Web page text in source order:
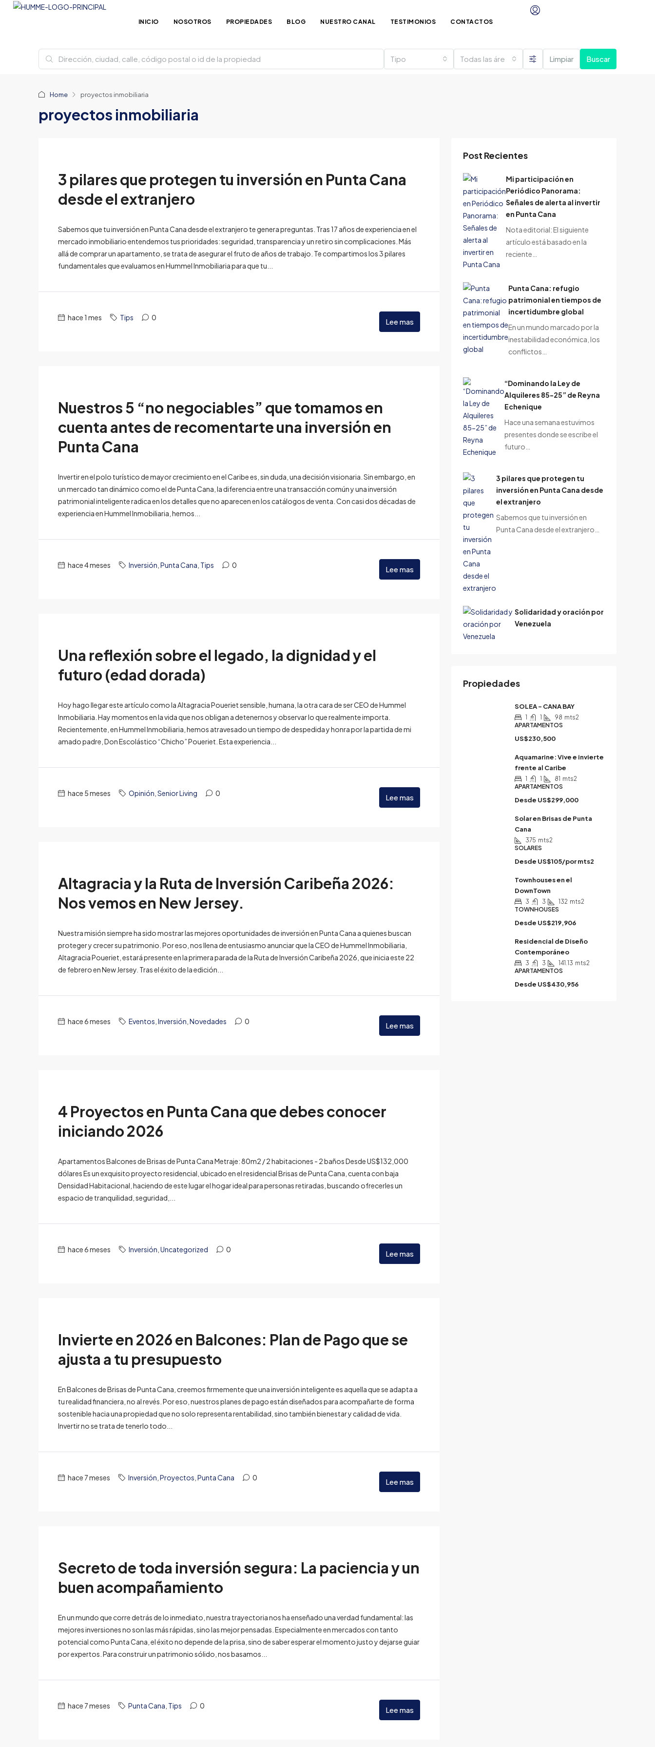
INICIO NOSOTROS PROPIEDADES BLOG NUESTRO CANAL TESTIMONIOS CONTACTOS
Tipo Todas las áreas Limpiar Buscar
Home proyectos inmobiliaria
proyectos inmobiliaria
3 pilares que protegen tu inversión en Punta Cana
desde el extranjero
Sabemos que tu inversión en Punta Cana desde el extranjero te genera preguntas. Tras 17 años de experiencia en el
mercado inmobiliario entendemos tus prioridades: seguridad, transparencia y un retiro sin complicaciones. Más
allá de comprar un apartamento, se trata de asegurar el fruto de años de trabajo. Te compartimos los 3 pilares
fundamentales que evaluamos en Hummel Inmobiliaria para que tu...
hace 1 mes Tips 0 Lee mas
Nuestros 5 “no negociables” que tomamos en
cuenta antes de recomentarte una inversión en
Punta Cana
Invertir en el polo turístico de mayor crecimiento en el Caribe es, sin duda, una decisión visionaria. Sin embargo, en
un mercado tan dinámico como el de Punta Cana, la diferencia entre una transacción común y una inversión
patrimonial inteligente radica en los detalles que no aparecen en los catálogos de venta. Con casi dos décadas de
experiencia en Hummel Inmobiliaria, hemos...
hace 4 meses Inversión Punta Cana Tips 0 Lee mas
Una reflexión sobre el legado, la dignidad y el
futuro (edad dorada)
Hoy hago llegar este artículo como la Altagracia Poueriet sensible, humana, la otra cara de ser CEO de Hummel
Inmobiliaria. Hay momentos en la vida que nos obligan a detenernos y observar lo que realmente importa.
Recientemente, en Hummel Inmobiliaria, hemos atravesado un tiempo de despedida y honra por la partida de mi
amado padre, Don Escolástico “Chicho” Poueriet. Esta experiencia...
hace 5 meses Opinión Senior Living 0 Lee mas
Altagracia y la Ruta de Inversión Caribeña 2026:
Nos vemos en New Jersey.
Nuestra misión siempre ha sido mostrar las mejores oportunidades de inversión en Punta Cana a quienes buscan
proteger y crecer su patrimonio. Por eso, nos llena de entusiasmo anunciar que la CEO de Hummel Inmobiliaria,
Altagracia Poueriet, estará presente en la primera parada de la Ruta de Inversión Caribeña 2026, que inicia este 22
de febrero en New Jersey. Tras el éxito de la edición...
hace 6 meses Eventos Inversión Novedades 0 Lee mas
4 Proyectos en Punta Cana que debes conocer
iniciando 2026
Apartamentos Balcones de Brisas de Punta Cana Metraje: 80m2 / 2 habitaciones - 2 baños Desde US$132,000
dólares Es un exquisito proyecto residencial, ubicado en el residencial Brisas de Punta Cana, cuenta con baja
Densidad Habitacional, haciendo de este lugar el hogar ideal para personas retiradas, buscando ofrecerles un
espacio de tranquilidad, seguridad,...
hace 6 meses Inversión Uncategorized 0 Lee mas
Invierte en 2026 en Balcones: Plan de Pago que se
ajusta a tu presupuesto
En Balcones de Brisas de Punta Cana, creemos firmemente que una inversión inteligente es aquella que se adapta a
tu realidad financiera, no al revés. Por eso, nuestros planes de pago están diseñados para acompañarte de forma
sostenible hacia una propiedad que no solo representa rentabilidad, sino también bienestar y calidad de vida.
Invertir no se trata de tenerlo todo...
hace 7 meses Inversión Proyectos Punta Cana 0 Lee mas
Secreto de toda inversión segura: La paciencia y un
buen acompañamiento
En un mundo que corre detrás de lo inmediato, nuestra trayectoria nos ha enseñado una verdad fundamental: las
mejores inversiones no son las más rápidas, sino las mejor pensadas. Especialmente en mercados con tanto
potencial como Punta Cana, el éxito no depende de la prisa, sino de saber esperar el momento justo y dejarse guiar
por expertos. Para construir un patrimonio sólido, nos basamos...
hace 7 meses Punta Cana Tips 0 Lee mas
Post Recientes
Mi participación en
Periódico Panorama:
Señales de alerta al invertir
en Punta Cana
Nota editorial: El siguiente
artículo está basado en la
reciente…
Punta Cana: refugio
patrimonial en tiempos de
incertidumbre global
En un mundo marcado por la
inestabilidad económica, los
conflictos…
“Dominando la Ley de
Alquileres 85-25” de Reyna
Echenique
Hace una semana estuvimos
presentes donde se escribe el
futuro…
3 pilares que protegen tu
inversión en Punta Cana desde
el extranjero
Sabemos que tu inversión en
Punta Cana desde el extranjero…
Solidaridad y oración por
Venezuela
Propiedades
SOLEA – CANA BAY
1 1 98 mts2
APARTAMENTOS
US$230,500
Aquamarine: Vive e invierte
frente al Caribe
1 1 81 mts2
APARTAMENTOS
Desde US$299,000
Solar en Brisas de Punta
Cana
375 mts2
SOLARES
Desde US$105/por mts2
Townhouses en el
DownTown
3 3 132 mts2
TOWNHOUSES
Desde US$219,906
Residencial de Diseño
Contemporáneo
3 3 141.13 mts2
APARTAMENTOS
Desde US$430,956